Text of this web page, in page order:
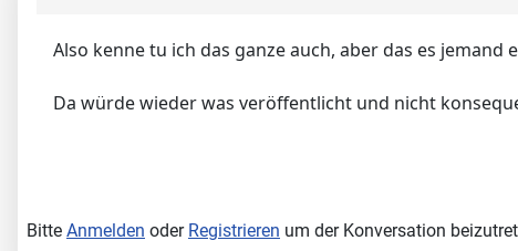
Also kenne tu ich das ganze auch, aber das es
Da würde wieder was veröffentlicht und nicht
Bitte Anmelden oder Registrieren um der Konversation